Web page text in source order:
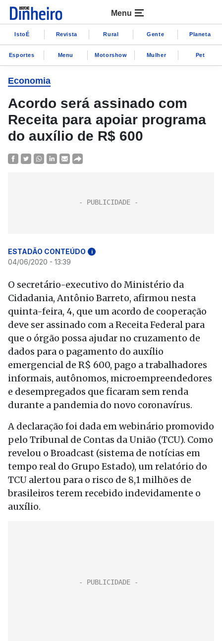
Menu
IstoÉ Revista Rural Gente Planeta
Esportes Menu Motorshow Mulher Pet
Economia
Acordo será assinado com
Receita para apoiar programa
do auxílio de R$ 600
ESTADÃO CONTEÚDO i
04/06/2020 - 13:39
O secretário-executivo do Ministério da
Cidadania, Antônio Barreto, afirmou nesta
quinta-feira, 4, que um acordo de cooperação
deve ser assinado com a Receita Federal para
que o órgão possa ajudar no cruzamento de
dados para o pagamento do auxílio
emergencial de R$ 600, pago a trabalhadores
informais, autônomos, microempreendedores
e desempregados que ficaram sem renda
durante a pandemia do novo coronavírus.
A declaração foi dada em webinário promovido
pelo Tribunal de Contas da União (TCU). Como
revelou o Broadcast (sistema de notícias em
tempo real do Grupo Estado), um relatório do
TCU alertou para o risco de 8,1 milhões de
brasileiros terem recebido indevidamente o
auxílio.